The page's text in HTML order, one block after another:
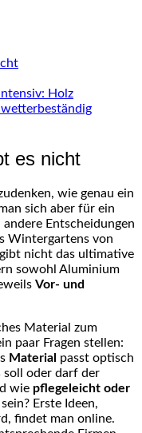
Holz
es nicht
wie genau ein
sich aber für ein
Entscheidungen
Wintergartens von
nicht das ultimative
sowohl Aluminium
Vor- und
Material zum
paar Fragen stellen:
Material passt optisch
soll oder darf der
wie pflegeleicht oder
Erste Ideen,
findet man online.